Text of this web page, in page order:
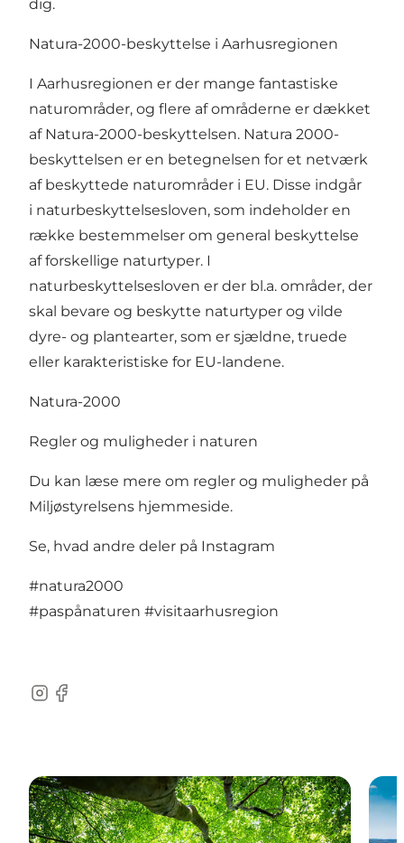
dig.
Natura-2000-beskyttelse i Aarhusregionen
I Aarhusregionen er der mange fantastiske
naturområder, og flere af områderne er dækket
af Natura-2000-beskyttelsen. Natura 2000-
beskyttelsen er en betegnelsen for et netværk
af beskyttede naturområder i EU. Disse indgår
i naturbeskyttelsesloven, som indeholder en
række bestemmelser om general beskyttelse
af forskellige naturtyper. I
naturbeskyttelsesloven er der bl.a. områder, der
skal bevare og beskytte naturtyper og vilde
dyre- og plantearter, som er sjældne, truede
eller karakteristiske for EU-landene.
Natura-2000
Regler og muligheder i naturen
Du kan læse mere om regler og muligheder på
Miljøstyrelsens hjemmeside.
Se, hvad andre deler på Instagram
#natura2000
#paspånaturen #visitaarhusregion
Instagram
Facebook